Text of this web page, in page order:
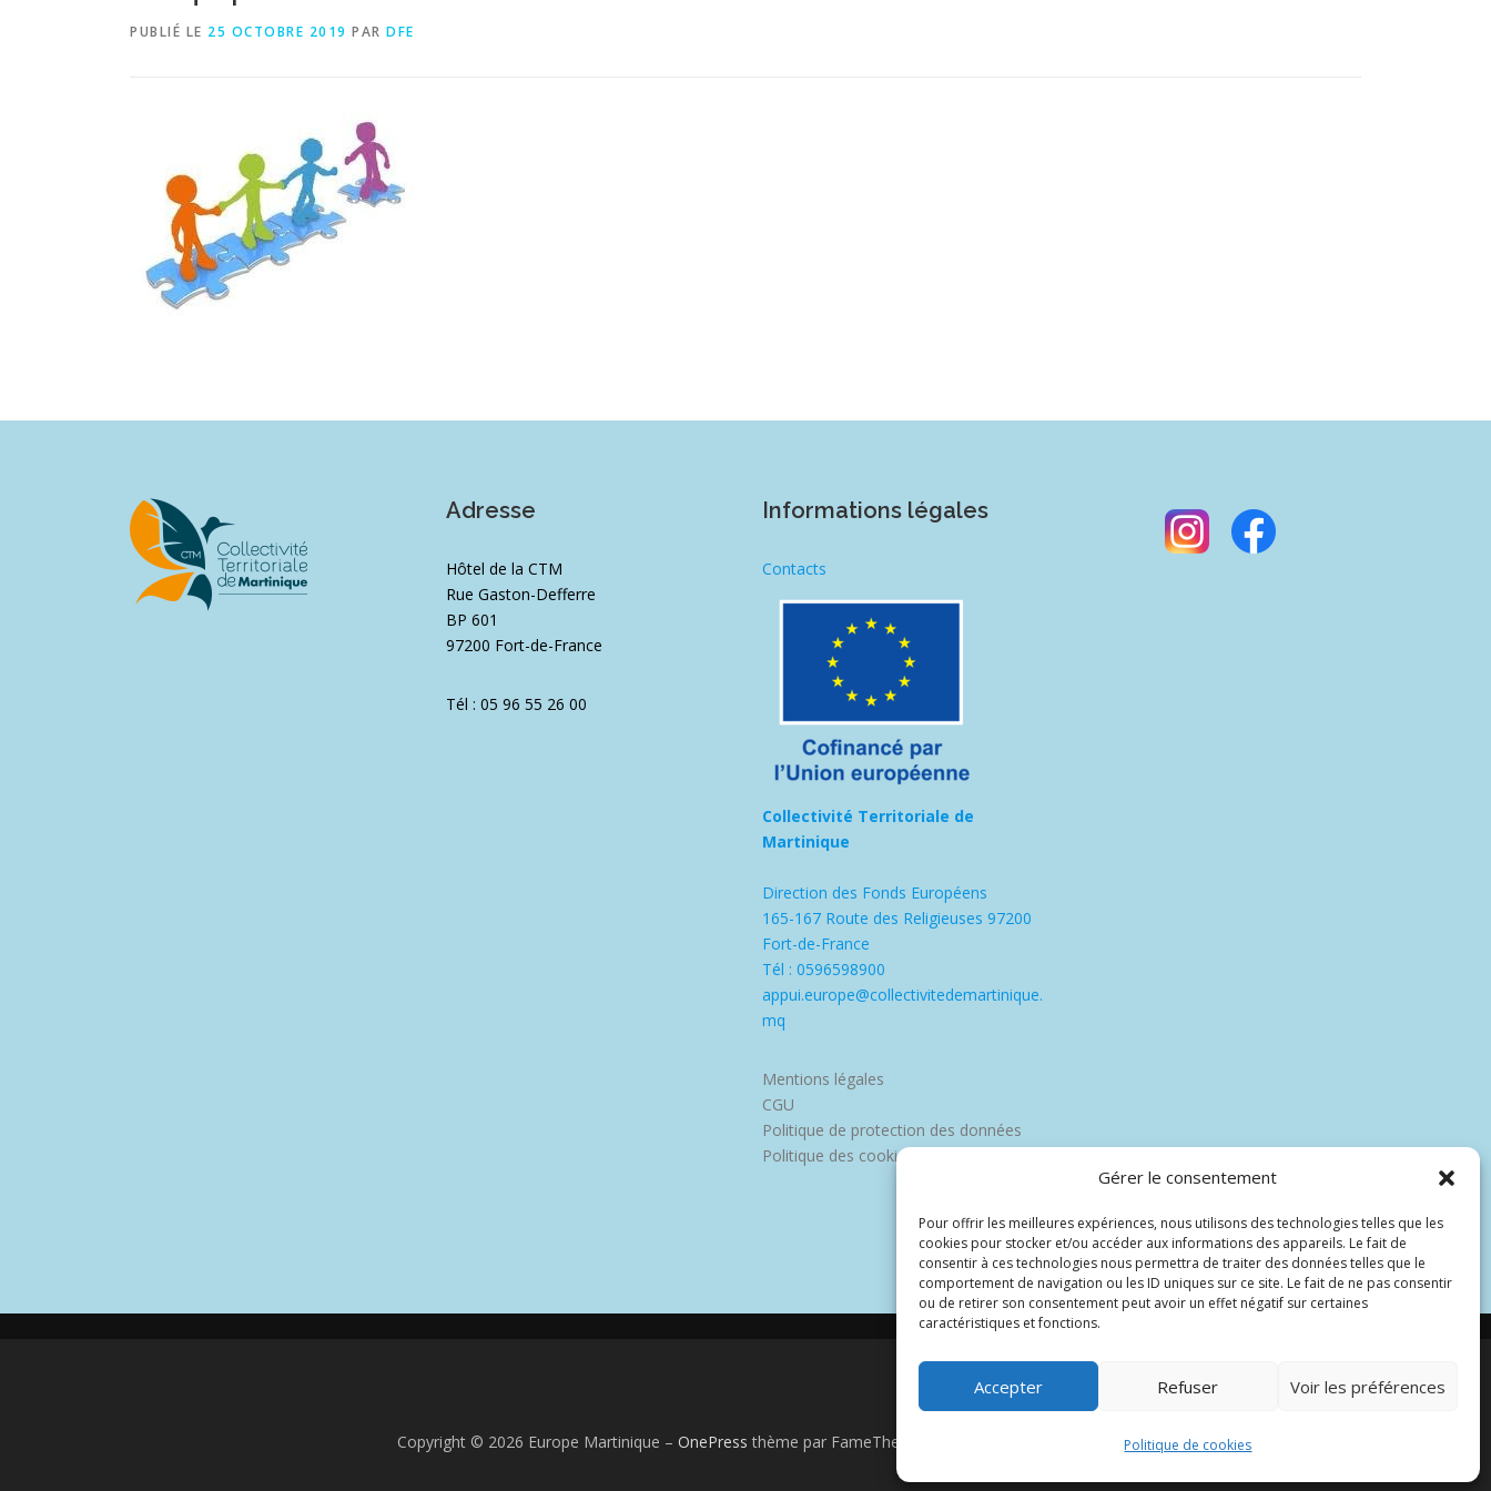
Gérer le consentement
Pour offrir les meilleures expériences, nous utilisons des technologies telles que les
cookies pour stocker et/ou accéder aux informations des appareils. Le fait de
consentir à ces technologies nous permettra de traiter des données telles que le
comportement de navigation ou les ID uniques sur ce site. Le fait de ne pas consentir
ou de retirer son consentement peut avoir un effet négatif sur certaines
caractéristiques et fonctions.
Accepter Refuser Voir les préférences
Politique de cookies
PUBLIÉ LE 25 OCTOBRE 2019 PAR DFE
Adresse
Hôtel de la CTM
Rue Gaston-Defferre
BP 601
97200 Fort-de-France
Tél : 05 96 55 26 00
Informations légales
Contacts
Collectivité Territoriale de
Martinique
Direction des Fonds Européens
165-167 Route des Religieuses 97200
Fort-de-France
Tél : 0596598900
appui.europe@collectivitedemartinique.
mq
Mentions légales
CGU
Politique de protection des données
Politique des cookies
Copyright © 2026 Europe Martinique – OnePress thème par FameThemes. Traduit par Wp Trads.